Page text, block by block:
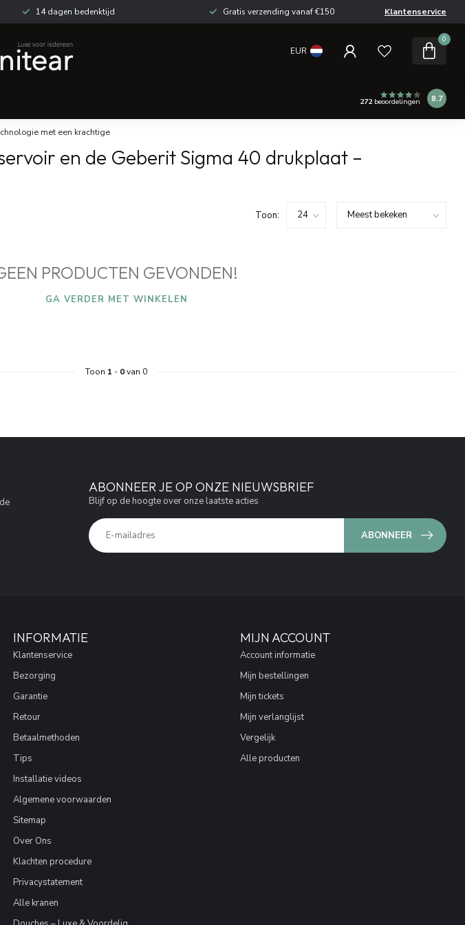
14 dagen bedenktijd Gratis verzending vanaf €150 Klantenservice
EUR
0
272beoordelingen 8.7
met een krachtige
en de Geberit Sigma 40 drukplaat –
Toon:
PRODUCTEN GEVONDEN!
GA VERDER MET WINKELEN
Toon 1 - 0van 0
ABONNEER JE OP ONZE NIEUWSBRIEF
Blijf op de hoogte over onze laatste acties
ABONNEER
INFORMATIE
Klantenservice
Bezorging
Garantie
Retour
Betaalmethoden
Tips
Installatie videos
Algemene voorwaarden
Sitemap
Over Ons
Klachten procedure
Privacystatement
Alle kranen
MIJN ACCOUNT
Account informatie
Mijn bestellingen
Mijn tickets
Mijn verlanglijst
Vergelijk
Alle producten